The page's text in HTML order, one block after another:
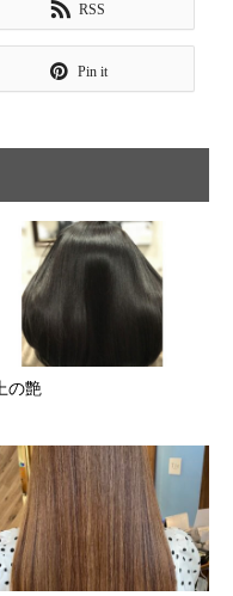
RSS
Pin it
の艶